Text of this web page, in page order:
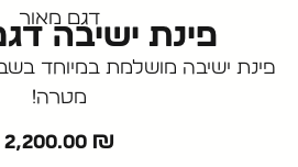
דגם מאור
פינת ישיבה
פינת ישיבה מושלמת במיוחד
מטרה!
2,200.00 ₪